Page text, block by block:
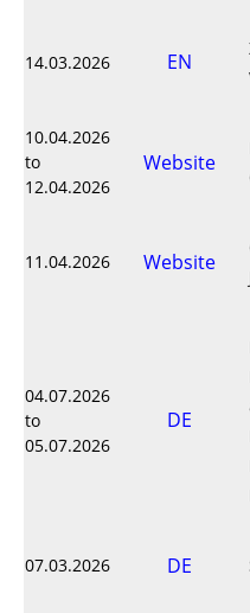
14.03.2026 EN
10.04.2026
to
12.04.2026
Website
11.04.2026 Website
04.07.2026
to
05.07.2026
DE
07.03.2026 DE